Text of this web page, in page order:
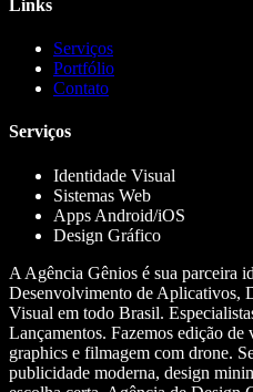
Links
Serviços
Portfólio
Contato
Serviços
Identidade Visual
Sistemas Web
Apps Android/iOS
Design Gráfico
A Agência Gênios é sua parceira
Desenvolvimento de Aplicativos,
Visual em todo Brasil.
Lançamentos. Fazemos edição
graphics e filmagem com drone.
publicidade moderna, design